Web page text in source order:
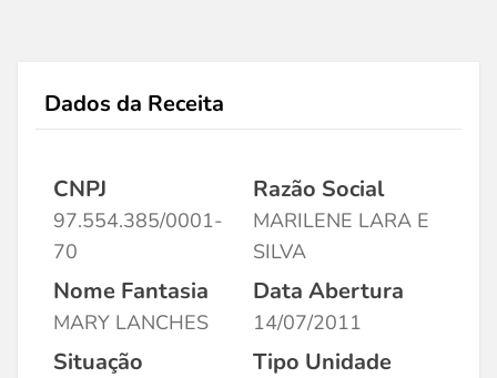
Dados da Receita
CNPJ
97.554.385/0001-
70
Razão Social
MARILENE LARA E
SILVA
Nome Fantasia
MARY LANCHES
Data Abertura
14/07/2011
Situação Tipo Unidade